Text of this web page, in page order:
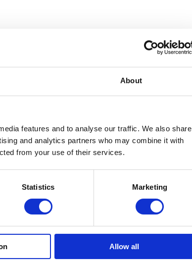
About
features and to analyse our traffic. We also share
and analytics partners who may combine it with
from your use of their services.
Statistics Marketing
Allow all
dat ik reageer.